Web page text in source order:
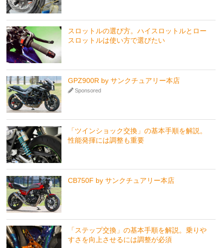
スロットルの選び方。ハイスロットルとロー
スロットルは使い方で選びたい
GPZ900R by サンクチュアリー本店
Sponsored
「ツインショック交換」の基本手順を解説。
性能発揮には調整も重要
CB750F by サンクチュアリー本店
「ステップ交換」の基本手順を解説。乗りや
すさを向上させるには調整が必須